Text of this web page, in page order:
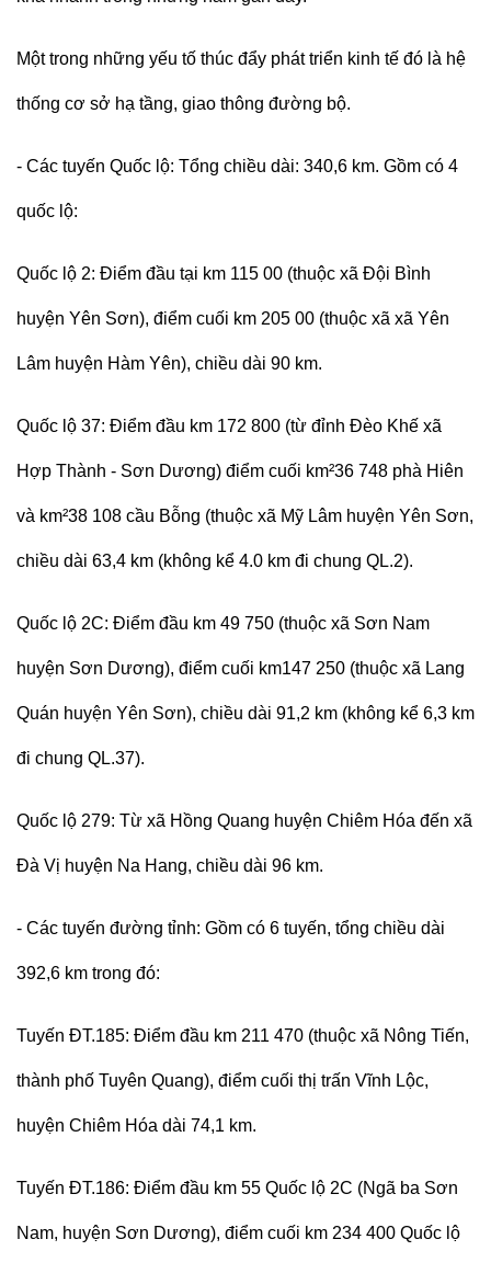
Một trong những yếu tố thúc đẩy phát triển kinh tế đó là hệ
thống cơ sở hạ tầng, giao thông đường bộ.
- Các tuyến Quốc lộ: Tổng chiều dài: 340,6 km. Gồm có 4
quốc lộ:
Quốc lộ 2: Điểm đầu tại km 115 00 (thuộc xã Đội Bình
huyện Yên Sơn), điểm cuối km 205 00 (thuộc xã xã Yên
Lâm huyện Hàm Yên), chiều dài 90 km.
Quốc lộ 37: Điểm đầu km 172 800 (từ đỉnh Đèo Khế xã
Hợp Thành - Sơn Dương) điểm cuối km²36 748 phà Hiên
và km²38 108 cầu Bỗng (thuộc xã Mỹ Lâm huyện Yên Sơn,
chiều dài 63,4 km (không kể 4.0 km đi chung QL.2).
Quốc lộ 2C: Điểm đầu km 49 750 (thuộc xã Sơn Nam
huyện Sơn Dương), điểm cuối km147 250 (thuộc xã Lang
Quán huyện Yên Sơn), chiều dài 91,2 km (không kể 6,3 km
đi chung QL.37).
Quốc lộ 279: Từ xã Hồng Quang huyện Chiêm Hóa đến xã
Đà Vị huyện Na Hang, chiều dài 96 km.
- Các tuyến đường tỉnh: Gồm có 6 tuyến, tổng chiều dài
392,6 km trong đó:
Tuyến ĐT.185: Điểm đầu km 211 470 (thuộc xã Nông Tiến,
thành phố Tuyên Quang), điểm cuối thị trấn Vĩnh Lộc,
huyện Chiêm Hóa dài 74,1 km.
Tuyến ĐT.186: Điểm đầu km 55 Quốc lộ 2C (Ngã ba Sơn
Nam, huyện Sơn Dương), điểm cuối km 234 400 Quốc lộ